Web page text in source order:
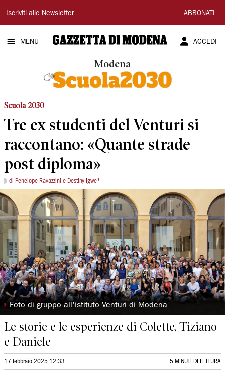
Gazzetta
di
Modena
Iscriviti alle Newsletter ABBONATI
MENU ACCEDI
Modena
Scuola 2030
Tre ex studenti del Venturi si
raccontano: «Quante strade
post diploma»
di Penelope Ravazzini e Destiny Igwe*
◗ Foto di gruppo all'istituto Venturi di Modena
Le storie e le esperienze di Colette, Tiziano
e Daniele
17 febbraio 2025 12:33 5 MINUTI DI LETTURA